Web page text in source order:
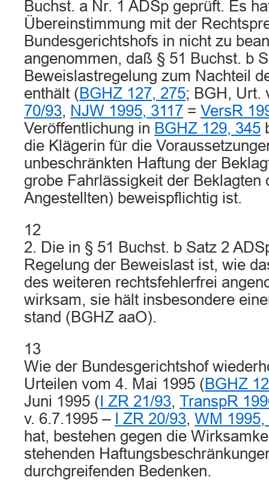
Buchst. a Nr. 1 ADSp geprüft. Es
Übereinstimmung mit der
Bundesgerichtshofs in nicht zu
angenommen, daß § 51 Buchst. b
Beweislastregelung zum Nachteil
enthält (BGHZ 127, 275; BGH, Urt.
70/93, NJW 1995, 3117 = VersR
Veröffentlichung in BGHZ 129, 345
die Klägerin für die
unbeschränkten Haftung der
grobe Fahrlässigkeit der Beklagten
Angestellten) beweispflichtig ist.
12
2. Die in § 51 Buchst. b Satz 2
Regelung der Beweislast ist, wie
des weiteren rechtsfehlerfrei
wirksam, sie hält insbesondere
stand (BGHZ aaO).
13
Wie der Bundesgerichtshof
Urteilen vom 4. Mai 1995 (BGHZ
Juni 1995 ( I ZR 21/93, TranspR
v. 6.7.1995 –
I ZR 20/93, WM 1995,
hat, bestehen gegen die
stehenden
durchgreifenden Bedenken.